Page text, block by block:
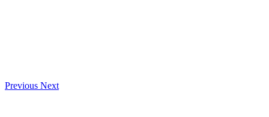
Previous Next